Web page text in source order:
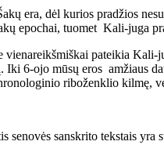
era, dėl kurios pradžios
epochai, tuomet Kali-juga
vienareikšmiškai pateikia
6-ojo mūsų eros amžiaus
riboženklio kilmę,
senovės sanskrito tekstais